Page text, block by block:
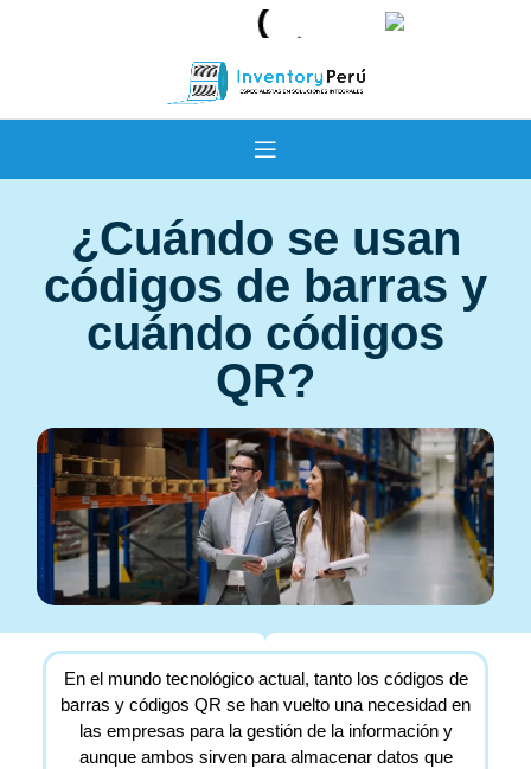
¿Cuándo se usan
códigos de barras y
cuándo códigos
QR?
En el mundo tecnológico actual, tanto los códigos de
barras y códigos QR se han vuelto una necesidad en
las empresas para la gestión de la información y
aunque ambos sirven para almacenar datos que